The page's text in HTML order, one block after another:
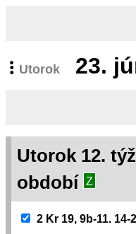
Utorok 23.
Utorok 12.
období
Z
2 Kr 19, 9b-11. 14-